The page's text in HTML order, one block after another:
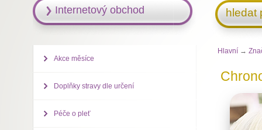
hledat
Hlavní →
Internetový obchod
Akce měsíce
Doplňky stravy dle určení
Péče o pleť